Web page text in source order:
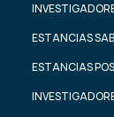
ESTANCIAS
ESTANCIAS